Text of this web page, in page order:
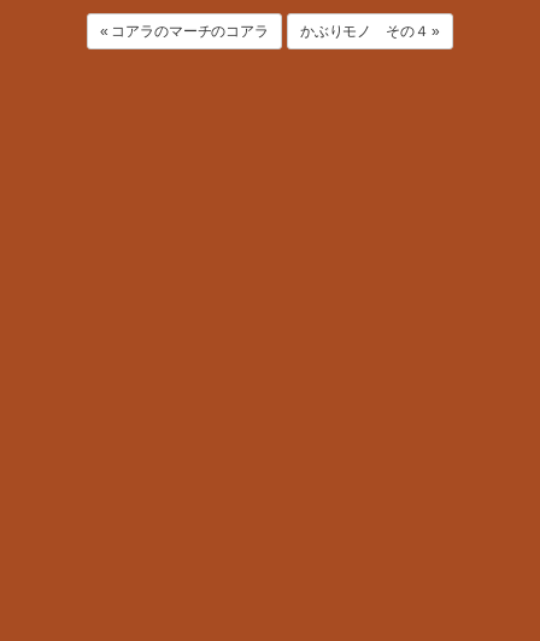
« コアラのマーチのコアラ かぶりモノ その４ »